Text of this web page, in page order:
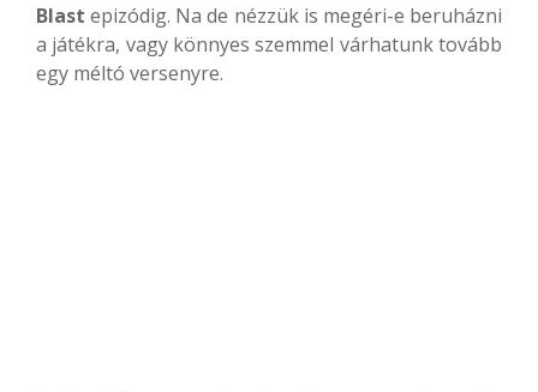
Blast epizódig. Na de nézzük is megéri-e beruházni
a játékra, vagy könnyes szemmel várhatunk tovább
egy méltó versenyre.